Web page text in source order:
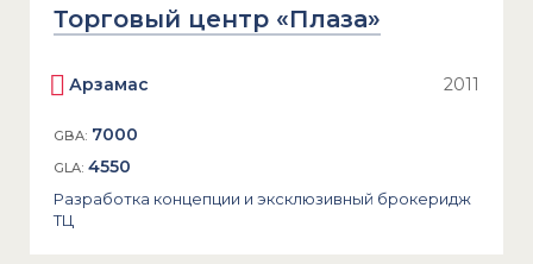
Торговый центр «Плаза»
Арзамас 2011
GBA: 7000
GLA: 4550
Разработка концепции и эксклюзивный брокеридж
ТЦ